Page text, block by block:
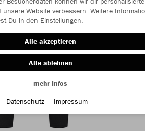
Website verbessern. Weitere
Du in den Einstellungen.
Alle akzeptieren
Alle ablehnen
mehr Infos
Datenschutz
Impressum